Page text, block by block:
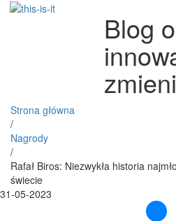
Blog o
Strona główna
/
Nagrody
/
Rafał Biros: Niezwykła historia
świecie
31-05-2023